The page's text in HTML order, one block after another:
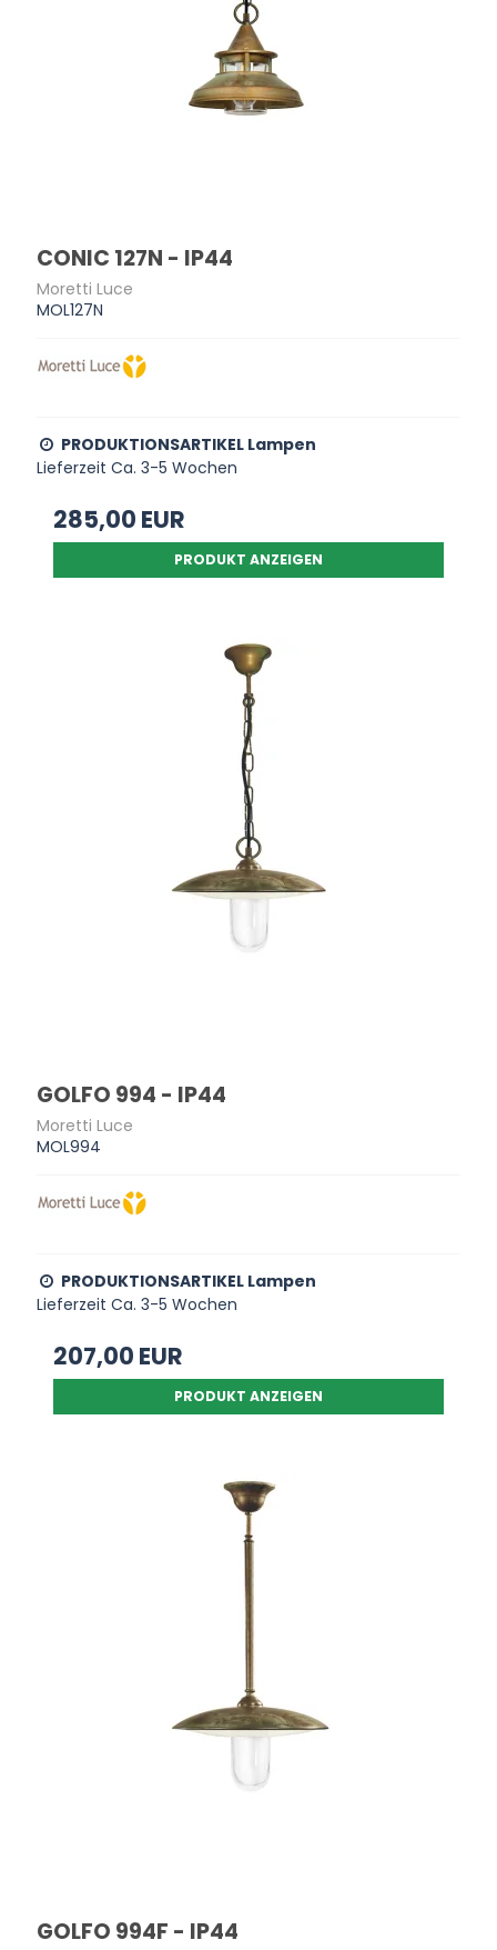
CONIC 127N - IP44
Moretti Luce
MOL127N
PRODUKTIONSARTIKEL Lampen
Lieferzeit Ca. 3-5 Wochen
285,00 EUR
PRODUKT ANZEIGEN
GOLFO 994 - IP44
Moretti Luce
MOL994
PRODUKTIONSARTIKEL Lampen
Lieferzeit Ca. 3-5 Wochen
207,00 EUR
PRODUKT ANZEIGEN
GOLFO 994F - IP44